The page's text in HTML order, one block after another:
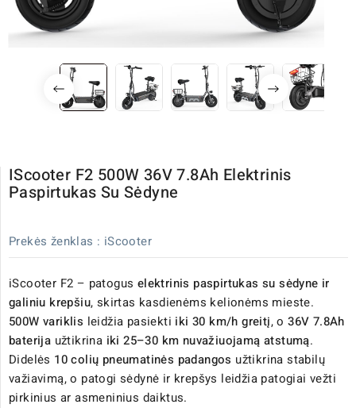
IScooter F2 500W 36V 7.8Ah Elektrinis
Paspirtukas Su Sėdyne
Prekės ženklas : iScooter
iScooter F2 – patogus elektrinis paspirtukas su sėdyne ir
galiniu krepšiu, skirtas kasdienėms kelionėms mieste.
500W variklis leidžia pasiekti iki 30 km/h greitį, o36V 7.8Ah
baterija užtikrina iki 25–30 km nuvažiuojamą atstumą.
Didelės 10 colių pneumatinės padangos užtikrina stabilų
važiavimą, o patogi sėdynė ir krepšys leidžia patogiai vežti
pirkinius ar asmeninius daiktus.